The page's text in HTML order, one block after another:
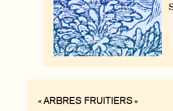
« ARBRES FRUITIERS »